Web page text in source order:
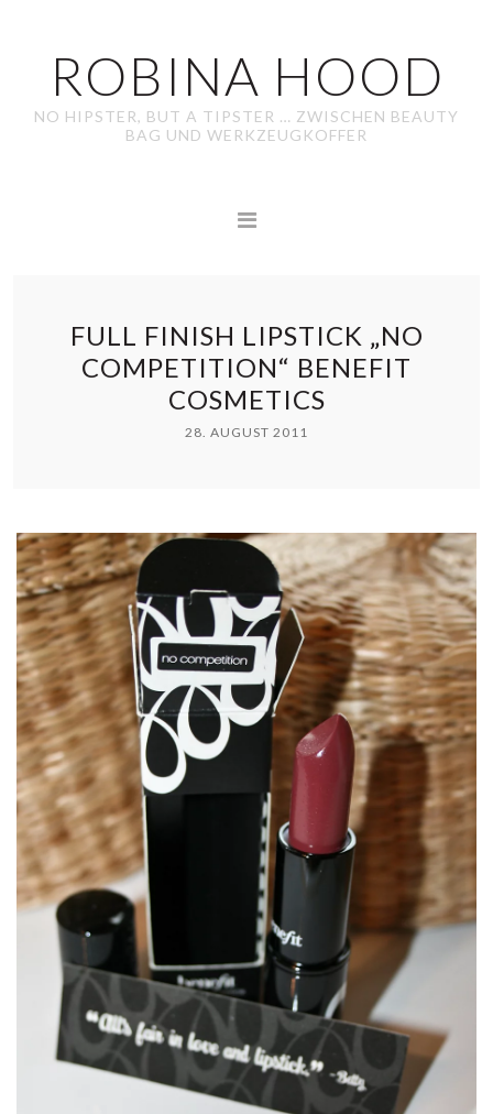
ROBINA HOOD
NO HIPSTER, BUT A TIPSTER … ZWISCHEN BEAUTY
BAG UND WERKZEUGKOFFER
FULL FINISH LIPSTICK „NO
COMPETITION“ BENEFIT
COSMETICS
28. AUGUST 2011